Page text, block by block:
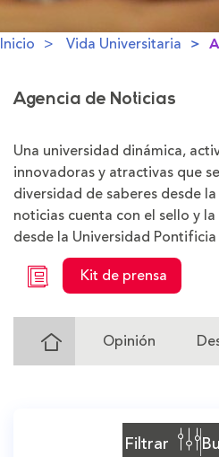
Inicio Vida Universitaria
Agencia de Noticias
Una universidad dinámica,
innovadoras y atractivas que
diversidad de saberes desde
noticias cuenta con el sello y
desde la Universidad
Kit de prensa
Ir
al
Opinión
Filtrar